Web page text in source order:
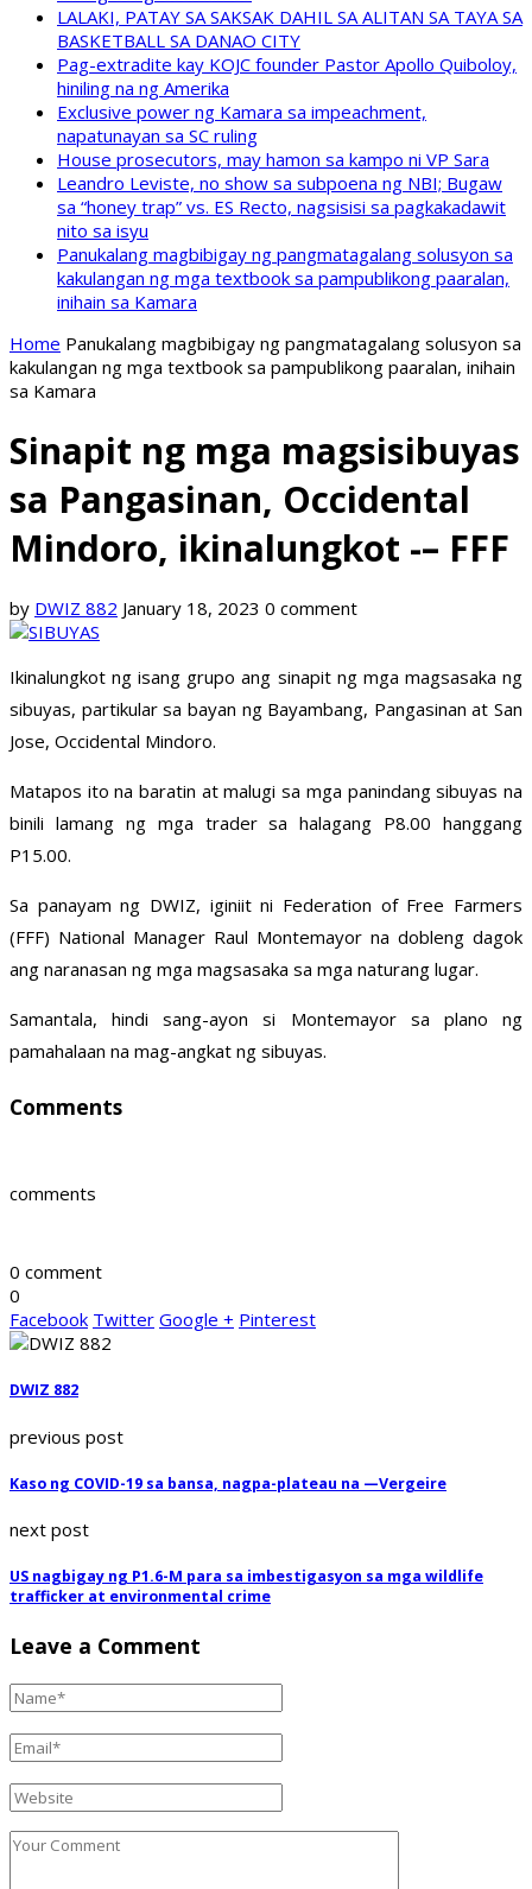
LALAKI, PATAY SA SAKSAK DAHIL SA ALITAN SA TAYA SA
BASKETBALL SA DANAO CITY
Pag-extradite kay KOJC founder Pastor Apollo Quiboloy,
hiniling na ng Amerika
Exclusive power ng Kamara sa impeachment,
napatunayan sa SC ruling
House prosecutors, may hamon sa kampo ni VP Sara
Leandro Leviste, no show sa subpoena ng NBI; Bugaw
sa “honey trap” vs. ES Recto, nagsisisi sa pagkakadawit
nito sa isyu
Panukalang magbibigay ng pangmatagalang solusyon sa
kakulangan ng mga textbook sa pampublikong paaralan,
inihain sa Kamara
Home Panukalang magbibigay ng pangmatagalang solusyon sa
kakulangan ng mga textbook sa pampublikong paaralan, inihain
sa Kamara
Sinapit ng mga magsisibuyas
sa Pangasinan, Occidental
Mindoro, ikinalungkot -– FFF
by DWIZ 882 January 18, 2023 0 comment
Ikinalungkot ng isang grupo ang sinapit ng mga magsasaka ng
sibuyas, partikular sa bayan ng Bayambang, Pangasinan at San
Jose, Occidental Mindoro.
Matapos ito na baratin at malugi sa mga panindang sibuyas na
binili lamang ng mga trader sa halagang P8.00 hanggang
P15.00.
Sa panayam ng DWIZ, iginiit ni Federation of Free Farmers
(FFF) National Manager Raul Montemayor na dobleng dagok
ang naranasan ng mga magsasaka sa mga naturang lugar.
Samantala, hindi sang-ayon si Montemayor sa plano ng
pamahalaan na mag-angkat ng sibuyas.
Comments
comments
0 comment
0
Facebook Twitter Google + Pinterest
DWIZ 882
previous post
Kaso ng COVID-19 sa bansa, nagpa-plateau na —Vergeire
next post
US nagbigay ng P1.6-M para sa imbestigasyon sa mga wildlife
trafficker at environmental crime
Leave a Comment